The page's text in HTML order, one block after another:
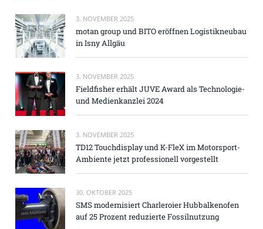
3. NOVEMBER 2025
motan group und BITO eröffnen Logistikneubau
in Isny Allgäu
3. NOVEMBER 2025
Fieldfisher erhält JUVE Award als Technologie-
und Medienkanzlei 2024
3. NOVEMBER 2025
TD12 Touchdisplay und K-FleX im Motorsport-
Ambiente jetzt professionell vorgestellt
30. OKTOBER 2025
SMS modernisiert Charleroier Hubbalkenofen
auf 25 Prozent reduzierte Fossilnutzung